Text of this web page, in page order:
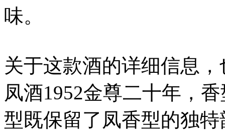
味。
关于这款酒的详细信息
凤酒1952金尊二十年，
型既保留了凤香型的独